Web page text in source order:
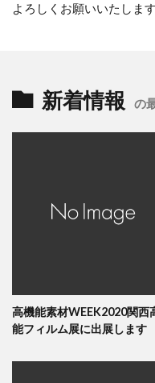
よろしくお願いいたします
新着情報 の
高機能素材WEEK2020関西
能フィルム展に出展します